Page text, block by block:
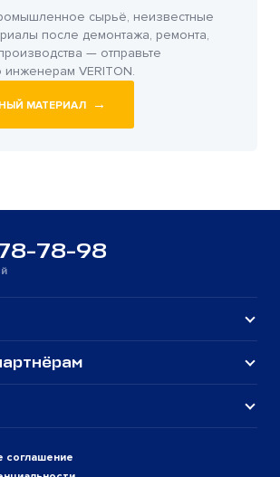
сырьё, неизвестные
после демонтажа, ремонта,
— отправьте
VERITON.
МАТЕРИАЛ →
78-98
соглашение